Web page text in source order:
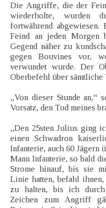
Die Angriffe, die der
wiederholte, wurden
fortwährend
Feind an jeden
Gegend näher zu
gegen Bouvines vor,
verwundet wurde. Der
Oberbefehl über sämtliche
„Von dieser Stunde an,“
Vorsatz, den Tod meines
„Den 25sten Julius ging
einen Schwadron
Infanterie, auch 60 Jägern
Mann Infanterie, so bald
Strome hinauf, bis sie
Linie hatten, befahl
zu halten, bis ich durch
Zeichen zum Angriff